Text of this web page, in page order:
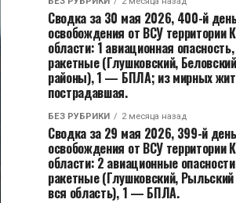
Сводка за 30 мая 2026, 400-й
освобождения от ВСУ территории
области: 1 авиационная
ракетные (Глушковский,
районы), 1 — БПЛА; из мирных
пострадавшая.
БЕЗ РУБРИКИ 2 месяца назад
Сводка за 29 мая 2026, 399-й день
освобождения от ВСУ территории
области: 2 авиационные
ракетные (Глушковский,
вся область), 1 — БПЛА.